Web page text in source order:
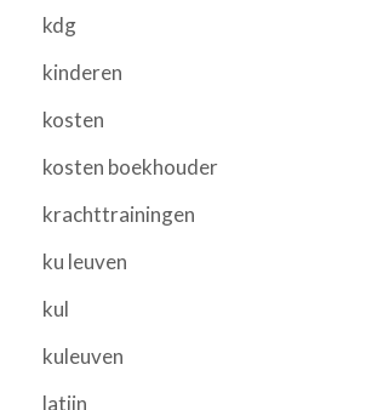
kdg
kinderen
kosten
kosten boekhouder
krachttrainingen
ku leuven
kul
kuleuven
latijn